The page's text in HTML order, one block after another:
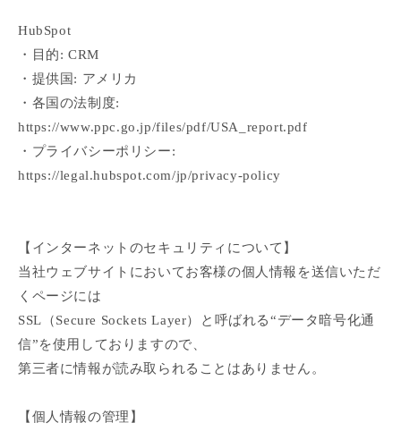
HubSpot
・目的: CRM
・提供国: アメリカ
・各国の法制度:
https://www.ppc.go.jp/files/pdf/USA_report.pdf
・プライバシーポリシー:
https://legal.hubspot.com/jp/privacy-policy
【インターネットのセキュリティについて】
当社ウェブサイトにおいてお客様の個人情報を送信いただ
くページには
SSL（Secure Sockets Layer）と呼ばれる“データ暗号化通
信”を使用しておりますので、
第三者に情報が読み取られることはありません。
【個人情報の管理】